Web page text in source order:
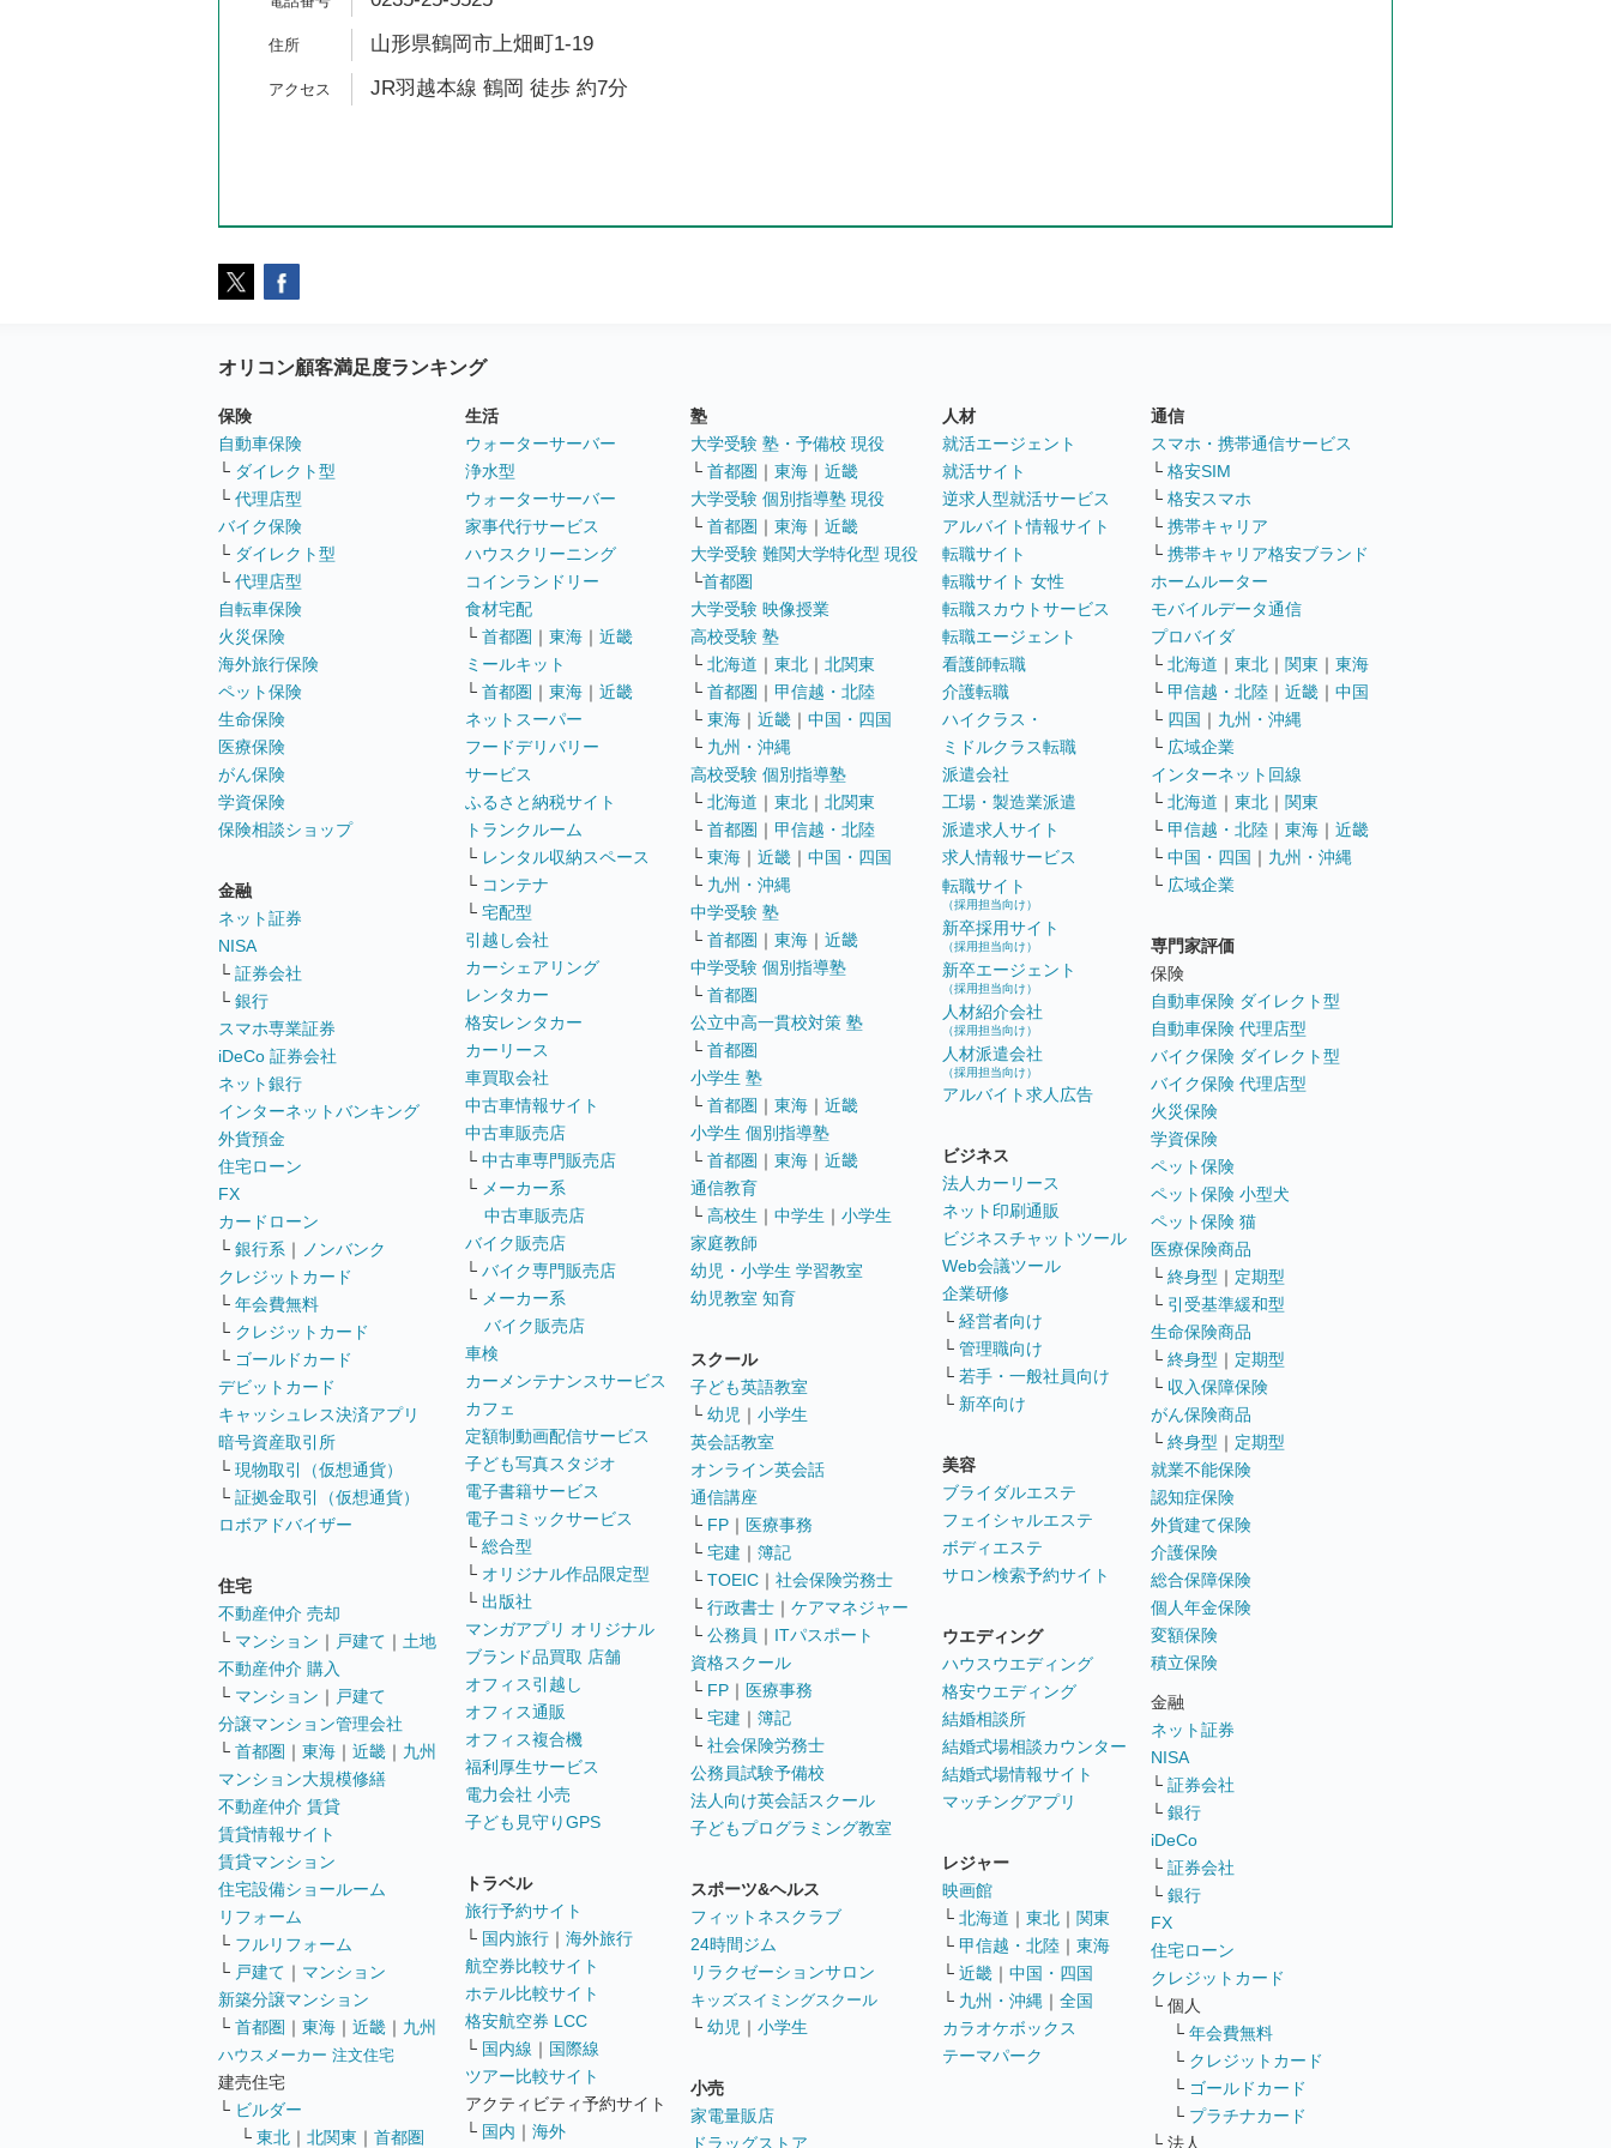
山形県鶴岡市上畑町1-19
JR羽越本線 鶴岡 徒歩 約7分
オリコン顧客満足度ランキング
保険
自動車保険
└ ダイレクト型
└ 代理店型
バイク保険
└ ダイレクト型
└ 代理店型
自転車保険
火災保険
海外旅行保険
ペット保険
生命保険
医療保険
がん保険
学資保険
保険相談ショップ
金融
ネット証券
NISA
└ 証券会社
└ 銀行
スマホ専業証券
iDeCo 証券会社
ネット銀行
インターネットバンキング
外貨預金
住宅ローン
FX
カードローン
└ 銀行系 ｜
ノンバンク
クレジットカード
└ 年会費無料
└ クレジットカード
└ ゴールドカード
デビットカード
キャッシュレス決済アプリ
暗号資産取引所
└ 現物取引（仮想通貨）
└ 証拠金取引（仮想通貨）
ロボアドバイザー
住宅
不動産仲介 売却
└ マンション ｜ 戸建て ｜ 土地
不動産仲介 購入
└ マンション ｜ 戸建て
分譲マンション管理会社
└ 首都圏 ｜ 東海 ｜ 近畿 ｜ 九州
マンション大規模修繕
不動産仲介 賃貸
賃貸情報サイト
賃貸マンション
住宅設備ショールーム
リフォーム
└ フルリフォーム
└ 戸建て ｜ マンション
新築分譲マンション
└ 首都圏 ｜ 東海 ｜ 近畿 ｜ 九州
ハウスメーカー 注文住宅
建売住宅
└ ビルダー
└ 東北 ｜ 北関東 ｜ 首都圏
生活
ウォーターサーバー
浄水型
ウォーターサーバー
家事代行サービス
ハウスクリーニング
コインランドリー
食材宅配
└ 首都圏 ｜ 東海 ｜ 近畿
ミールキット
└ 首都圏 ｜ 東海 ｜ 近畿
ネットスーパー
フードデリバリー
サービス
ふるさと納税サイト
トランクルーム
└ レンタル収納スペース
└ コンテナ
└ 宅配型
引越し会社
カーシェアリング
レンタカー
格安レンタカー
カーリース
車買取会社
中古車情報サイト
中古車販売店
└ 中古車専門販売店
└ メーカー系
中古車販売店
バイク販売店
└ バイク専門販売店
└ メーカー系
バイク販売店
車検
カーメンテナンスサービス
カフェ
定額制動画配信サービス
子ども写真スタジオ
電子書籍サービス
電子コミックサービス
└ 総合型
└ オリジナル作品限定型
└ 出版社
マンガアプリ オリジナル
ブランド品買取 店舗
オフィス引越し
オフィス通販
オフィス複合機
福利厚生サービス
電力会社 小売
子ども見守りGPS
トラベル
旅行予約サイト
└ 国内旅行 ｜ 海外旅行
航空券比較サイト
ホテル比較サイト
格安航空券 LCC
└ 国内線 ｜ 国際線
ツアー比較サイト
アクティビティ予約サイト
└ 国内 ｜ 海外
塾
大学受験 塾・予備校 現役
└ 首都圏 ｜ 東海 ｜ 近畿
大学受験 個別指導塾 現役
└ 首都圏 ｜ 東海 ｜ 近畿
大学受験 難関大学特化型 現役
└首都圏
大学受験 映像授業
高校受験 塾
└ 北海道 ｜ 東北 ｜ 北関東
└ 首都圏 ｜ 甲信越・北陸
└ 東海 ｜ 近畿 ｜ 中国・四国
└ 九州・沖縄
高校受験 個別指導塾
└ 北海道 ｜ 東北 ｜ 北関東
└ 首都圏 ｜ 甲信越・北陸
└ 東海 ｜ 近畿 ｜ 中国・四国
└ 九州・沖縄
中学受験 塾
└ 首都圏 ｜ 東海 ｜ 近畿
中学受験 個別指導塾
└ 首都圏
公立中高一貫校対策 塾
└ 首都圏
小学生 塾
└ 首都圏 ｜ 東海 ｜ 近畿
小学生 個別指導塾
└ 首都圏 ｜ 東海 ｜ 近畿
通信教育
└ 高校生 ｜ 中学生 ｜ 小学生
家庭教師
幼児・小学生 学習教室
幼児教室 知育
スクール
子ども英語教室
└ 幼児 ｜ 小学生
英会話教室
オンライン英会話
通信講座
└ FP ｜ 医療事務
└ 宅建 ｜ 簿記
└ TOEIC ｜ 社会保険労務士
└ 行政書士 ｜ ケアマネジャー
└ 公務員 ｜ ITパスポート
資格スクール
└ FP ｜ 医療事務
└ 宅建 ｜ 簿記
└ 社会保険労務士
公務員試験予備校
法人向け英会話スクール
子どもプログラミング教室
スポーツ&ヘルス
フィットネスクラブ
24時間ジム
リラクゼーションサロン
キッズスイミングスクール
└ 幼児 ｜ 小学生
小売
家電量販店
ドラッグストア
人材
就活エージェント
就活サイト
逆求人型就活サービス
アルバイト情報サイト
転職サイト
転職サイト 女性
転職スカウトサービス
転職エージェント
看護師転職
介護転職
ハイクラス・
ミドルクラス転職
派遣会社
工場・製造業派遣
派遣求人サイト
求人情報サービス
転職サイト
（採用担当向け）
新卒採用サイト
（採用担当向け）
新卒エージェント
（採用担当向け）
人材紹介会社
（採用担当向け）
人材派遣会社
（採用担当向け）
アルバイト求人広告
ビジネス
法人カーリース
ネット印刷通販
ビジネスチャットツール
Web会議ツール
企業研修
└ 経営者向け
└ 管理職向け
└ 若手・一般社員向け
└ 新卒向け
美容
ブライダルエステ
フェイシャルエステ
ボディエステ
サロン検索予約サイト
ウエディング
ハウスウエディング
格安ウエディング
結婚相談所
結婚式場相談カウンター
結婚式場情報サイト
マッチングアプリ
レジャー
映画館
└ 北海道 ｜ 東北 ｜ 関東
└ 甲信越・北陸 ｜ 東海
└ 近畿 ｜ 中国・四国
└ 九州・沖縄 ｜ 全国
カラオケボックス
テーマパーク
通信
スマホ・携帯通信サービス
└ 格安SIM
└ 格安スマホ
└ 携帯キャリア
└ 携帯キャリア格安ブランド
ホームルーター
モバイルデータ通信
プロバイダ
└ 北海道 ｜ 東北 ｜ 関東 ｜ 東海
└ 甲信越・北陸 ｜ 近畿 ｜ 中国
└ 四国 ｜ 九州・沖縄
└ 広域企業
インターネット回線
└ 北海道 ｜ 東北 ｜ 関東
└ 甲信越・北陸 ｜ 東海 ｜ 近畿
└ 中国・四国 ｜ 九州・沖縄
└ 広域企業
専門家評価
保険
自動車保険 ダイレクト型
自動車保険 代理店型
バイク保険 ダイレクト型
バイク保険 代理店型
火災保険
学資保険
ペット保険
ペット保険 小型犬
ペット保険 猫
医療保険商品
└ 終身型 ｜ 定期型
└ 引受基準緩和型
生命保険商品
└ 終身型 ｜ 定期型
└ 収入保障保険
がん保険商品
└ 終身型 ｜ 定期型
就業不能保険
認知症保険
外貨建て保険
介護保険
総合保障保険
個人年金保険
変額保険
積立保険
金融
ネット証券
NISA
└ 証券会社
└ 銀行
iDeCo
└ 証券会社
└ 銀行
FX
住宅ローン
クレジットカード
└ 個人
└ 年会費無料
└ クレジットカード
└ ゴールドカード
└ プラチナカード
└ 法人